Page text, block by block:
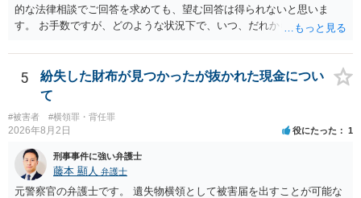
的な法律相談でご回答を求めても、望む回答は得られないと思いま
す。 お手数ですが、どのような状況下で、いつ、だれからどのような
の程度だと聞いているのかということについて、お近くで詳細な法律
相談を受けられたうえで対処方法を探された方がよいと思われます。
一般論でいえば、任意取り調べの場合、ＩＣレコーダーを持参して取
5
紛失した財布が見つかったが抜かれた現金につい
て
#被害者 #横領罪・背任罪
2026年8月2日 役にたった 1
刑事事件に強い弁護士
藤本 顯人 弁護士
元警察官の弁護士です。 遺失物横領として被害届を出すことが可能な